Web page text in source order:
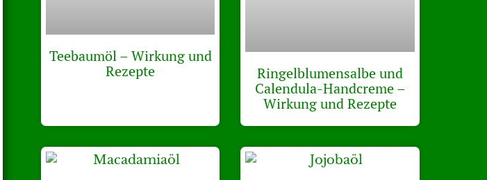
Teebaumöl – Wirkung und
Rezepte
Ringelblumensalbe und
Calendula-Handcreme –
Wirkung und Rezepte